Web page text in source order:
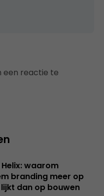
een reactie te
Helix: waarom
branding meer op
dan op bouwen